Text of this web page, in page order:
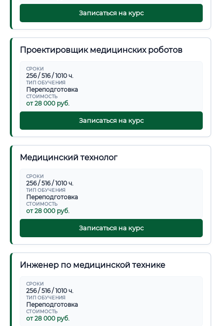
Записаться на курс
Проектировщик медицинских роботов
СРОКИ
256 / 516 / 1010 ч.
ТИП ОБУЧЕНИЯ
Переподготовка
СТОИМОСТЬ
от 28 000 руб.
Записаться на курс
Медицинский технолог
СРОКИ
256 / 516 / 1010 ч.
ТИП ОБУЧЕНИЯ
Переподготовка
СТОИМОСТЬ
от 28 000 руб.
Записаться на курс
Инженер по медицинской технике
СРОКИ
256 / 516 / 1010 ч.
ТИП ОБУЧЕНИЯ
Переподготовка
СТОИМОСТЬ
от 28 000 руб.